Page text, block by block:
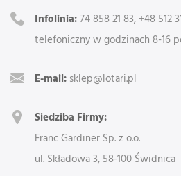
Infolinia:74 858 21 83, +48 512
telefoniczny w godzinach 8-16
E-mail: sklep@lotari.pl
Siedziba Firmy:
Franc Gardiner Sp. z o.o.
ul. Składowa 3, 58-100 Świdnica